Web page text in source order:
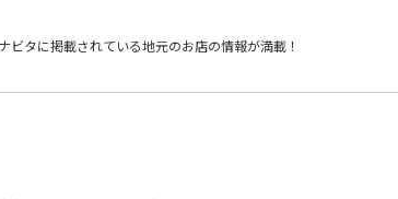
ナビタに掲載されている地元のお店の情報が満載！